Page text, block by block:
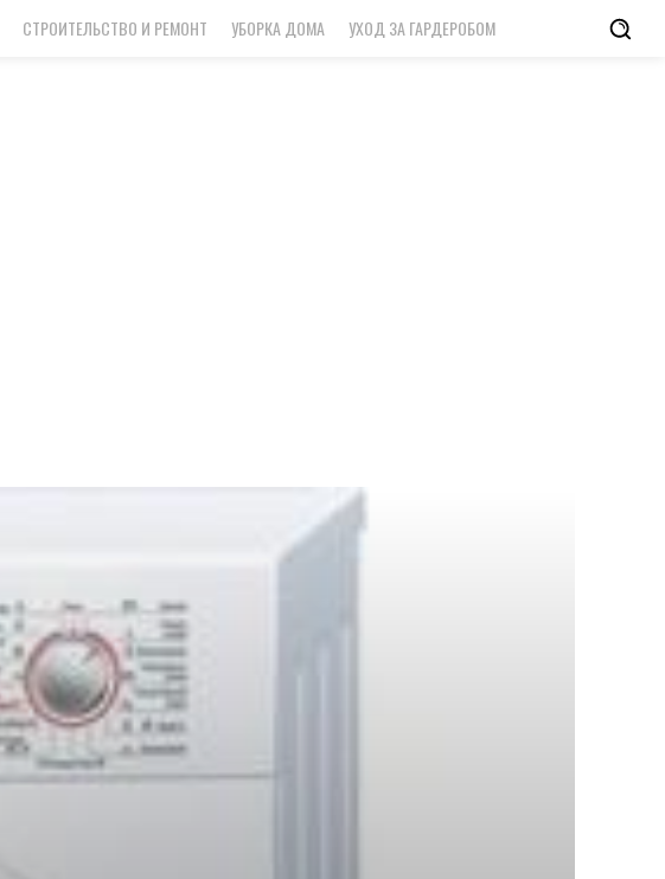
СТРОИТЕЛЬСТВО И РЕМОНТ УБОРКА ДОМА УХОД ЗА ГАРДЕРОБОМ